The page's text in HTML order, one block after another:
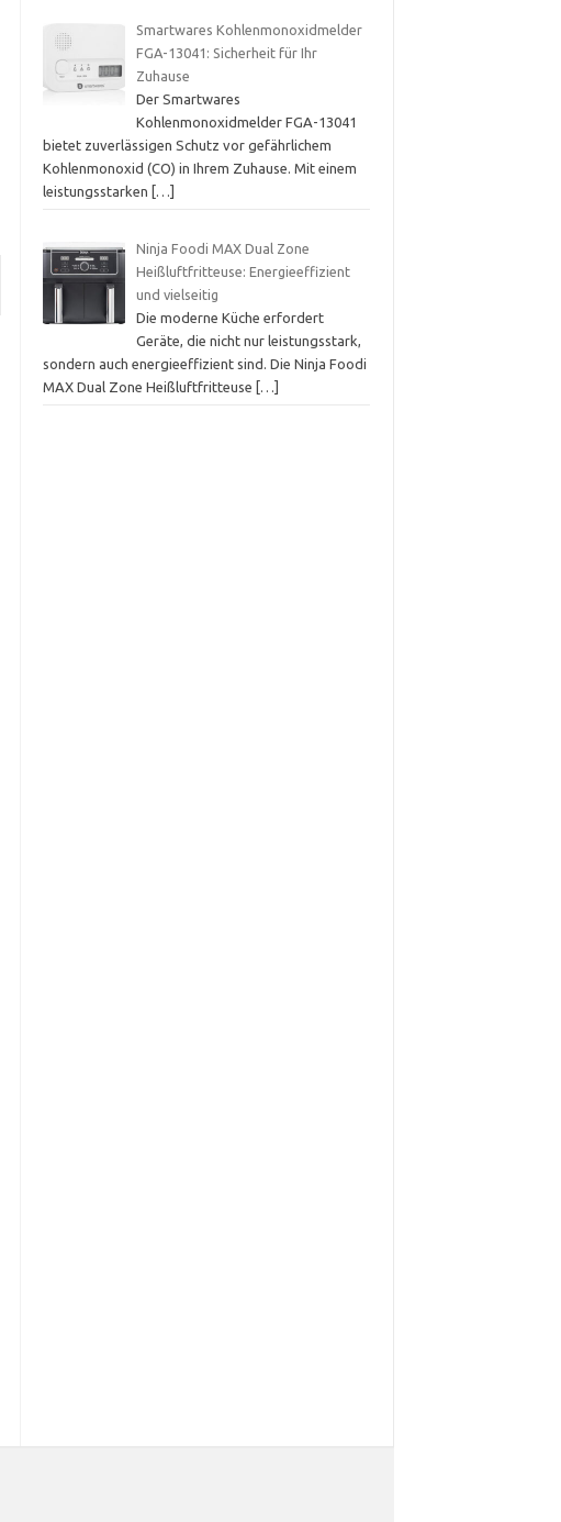
Smartwares Kohlenmonoxidmelder
FGA-13041: Sicherheit für Ihr
Zuhause
Der Smartwares
Kohlenmonoxidmelder FGA-13041
bietet zuverlässigen Schutz vor gefährlichem
Kohlenmonoxid (CO) in Ihrem Zuhause. Mit einem
leistungsstarken
[…]
Ninja Foodi MAX Dual Zone
Heißluftfritteuse: Energieeffizient
und vielseitig
Die moderne Küche erfordert
Geräte, die nicht nur leistungsstark,
sondern auch energieeffizient sind. Die Ninja Foodi
MAX Dual Zone Heißluftfritteuse
[…]